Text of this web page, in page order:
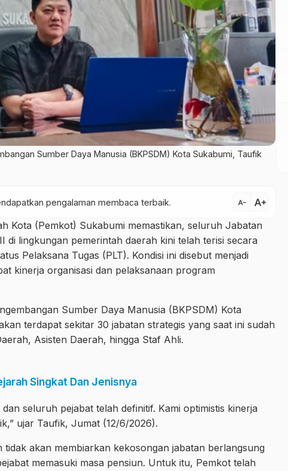
Sumber Daya Manusia (BKPSDM) Kota Sukabumi, Taufik
pengalaman membaca terbaik. text_decrease text_increase
Kota (Pemkot) Sukabumi memastikan, seluruh Jabatan
di lingkungan pemerintah daerah kini telah terisi secara
Pelaksana Tugas (PLT). Kondisi ini disebut menjadi
kinerja organisasi dan pelaksanaan program
Sumber Daya Manusia (BKPSDM) Kota
terdapat sekitar 30 jabatan strategis yang saat ini sudah
Asisten Daerah, hingga Staf Ahli.
Singkat Dan Jenisnya
seluruh pejabat telah definitif. Kami optimistis kinerja
ujar Taufik, Jumat (12/6/2026).
akan membiarkan kekosongan jabatan berlangsung
memasuki masa pensiun. Untuk itu, Pemkot telah